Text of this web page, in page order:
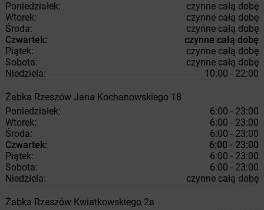
Poniedziałek:
czynne całą dobę
Wtorek:
czynne całą dobę
Środa:
czynne całą dobę
Czwartek:
czynne całą dobę
Piątek:
czynne całą dobę
Sobota:
czynne całą dobę
Niedziela:
10:00 - 22:00
Żabka Rzeszów Jana Kochanowskiego 18
Poniedziałek:
6:00 - 23:00
Wtorek:
6:00 - 23:00
Środa:
6:00 - 23:00
Czwartek:
6:00 - 23:00
Piątek:
6:00 - 23:00
Sobota:
6:00 - 23:00
Niedziela:
czynne całą dobę
Żabka Rzeszów Kwiatkowskiego 2a